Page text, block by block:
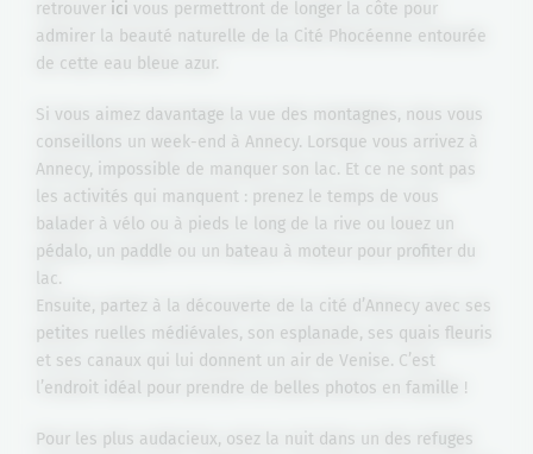
retrouver ici vous permettront de longer la côte pour
admirer la beauté naturelle de la Cité Phocéenne entourée
de cette eau bleue azur.
Si vous aimez davantage la vue des montagnes, nous vous
conseillons un week-end à Annecy. Lorsque vous arrivez à
Annecy, impossible de manquer son lac. Et ce ne sont pas
les activités qui manquent : prenez le temps de vous
balader à vélo ou à pieds le long de la rive ou louez un
pédalo, un paddle ou un bateau à moteur pour profiter du
lac.
Ensuite, partez à la découverte de la cité d’Annecy avec ses
petites ruelles médiévales, son esplanade, ses quais fleuris
et ses canaux qui lui donnent un air de Venise. C’est
l’endroit idéal pour prendre de belles photos en famille !
Pour les plus audacieux, osez la nuit dans un des refuges